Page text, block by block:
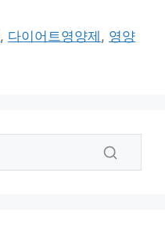
, 다이어트영양제 , 영양